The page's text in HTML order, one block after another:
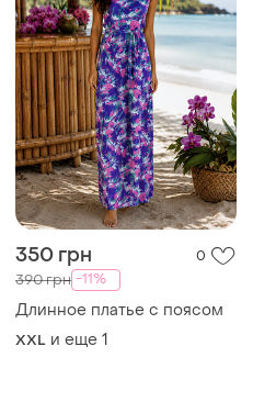
350 грн 0
390 грн -11%
Длинное платье с поясом
XXL и еще 1